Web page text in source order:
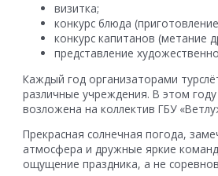
визитка;
конкурс блюда
конкурс капитанов (метание
представление
Каждый год организаторами
различные учреждения. В этом
возложена на коллектив ГБУ
Прекрасная солнечная погода,
атмосфера и дружные яркие
ощущение праздника, а не